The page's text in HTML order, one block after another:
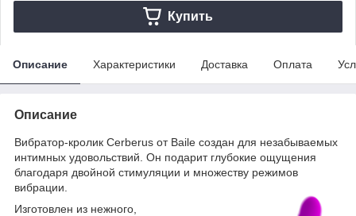
Купить
Описание Характеристики Доставка Оплата
Описание
Вибратор-кролик Cerberus от Baile создан для незабываемых
интимных удовольствий. Он подарит глубокие ощущения
благодаря двойной стимуляции и множеству режимов
вибрации.
Изготовлен из нежного,